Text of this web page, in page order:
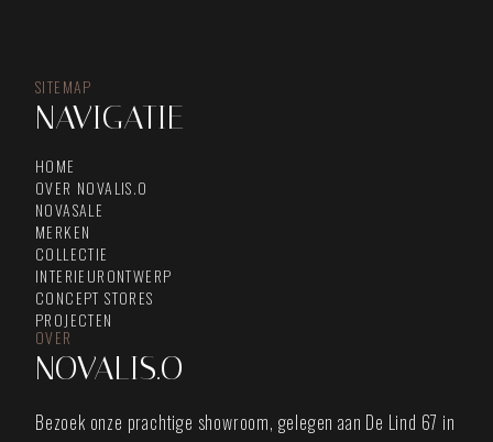
SITEMAP
NAVIGATIE
HOME
OVER NOVALIS.O
NOVASALE
MERKEN
COLLECTIE
INTERIEURONTWERP
CONCEPT STORES
PROJECTEN
OVER
NOVALIS.O
Bezoek onze prachtige showroom, gelegen aan De Lind 67 in